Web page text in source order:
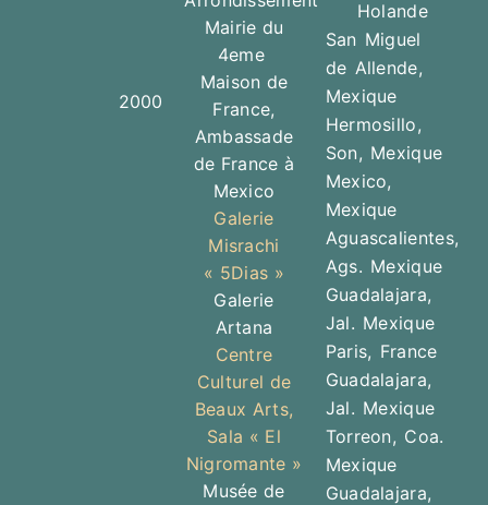
2000
Mairie du
4eme
Maison de
France,
Ambassade
de France à
Mexico
Galerie
Misrachi
« 5Dias »
Galerie
Artana
Centre
Culturel de
Beaux Arts,
Sala « El
Nigromante »
Musée de
Holande
San Miguel
de Allende,
Mexique
Hermosillo,
Son, Mexique
Mexico,
Mexique
Aguascalientes,
Ags. Mexique
Guadalajara,
Jal. Mexique
Paris, France
Guadalajara,
Jal. Mexique
Torreon, Coa.
Mexique
Guadalajara,